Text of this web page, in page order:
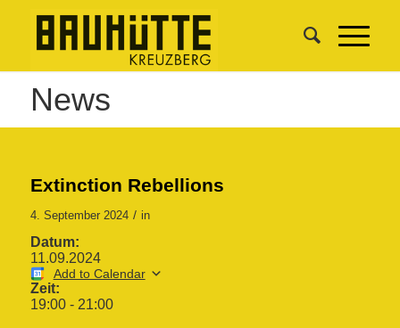
News
Extinction Rebellions
4. September 2024 / in
Datum:
11.09.2024
Add to Calendar
Zeit:
19:00- 21:00